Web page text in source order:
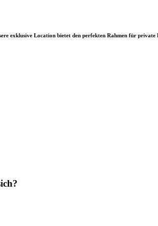
exklusive Location bietet den perfekten Rahmen für private